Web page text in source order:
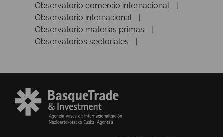
Observatorio comercio internacional
Observatorio internacional
Observatorio materias primas
Observatorios sectoriales